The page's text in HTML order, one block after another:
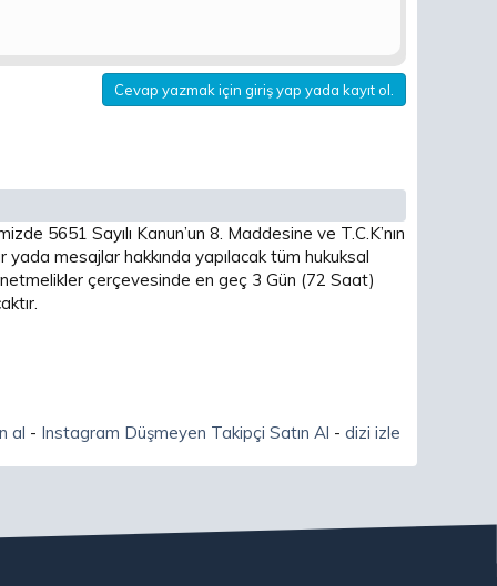
Cevap yazmak için giriş yap yada kayıt ol.
5651 Sayılı Kanun’un 8. Maddesine ve T.C.K’nın
mesajlar hakkında yapılacak tüm hukuksal
çerçevesinde en geç 3 Gün (72 Saat)
al - Instagram Düşmeyen Takipçi Satın Al - dizi izle